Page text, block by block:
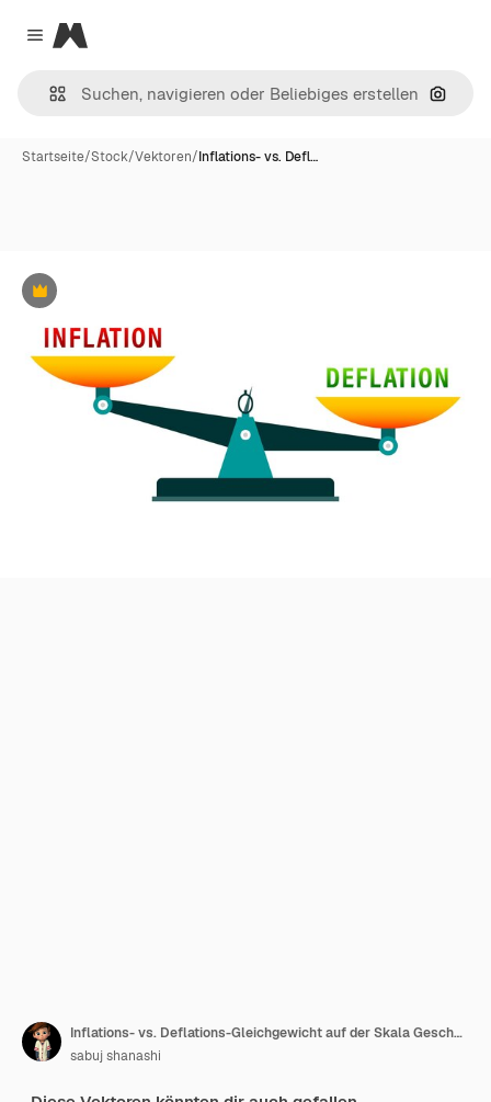
Close menu
Magnific
Nach
Startseite/Stock/Vektoren/Inflations- vs. Defl…
Premium
Inflations- vs. Deflations-Gleichgewicht auf der Skala Geschäftskonzept
sabuj shanashi